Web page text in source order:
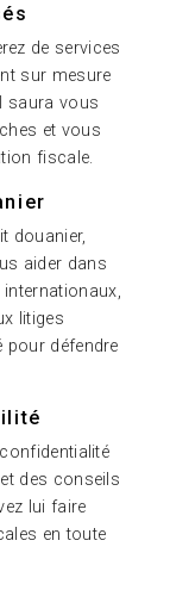
de services
sur mesure
saura vous
et vous
fiscale.
douanier,
aider dans
litiges
pour défendre
des conseils
lui faire
en toute